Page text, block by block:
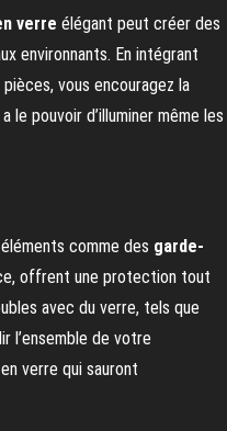
verre élégant peut créer des
environnants. En intégrant
vous encouragez la
pouvoir d’illuminer même les
comme des garde-
offrent une protection tout
avec du verre, tels que
l’ensemble de votre
en verre qui sauront